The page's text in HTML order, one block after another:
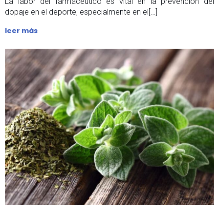
dopaje en el deporte, especialmente en el[…]
leer más